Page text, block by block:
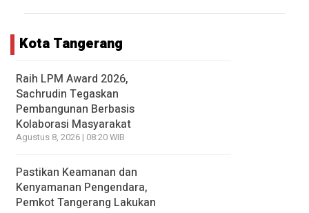
Kota Tangerang
Raih LPM Award 2026,
Sachrudin Tegaskan
Pembangunan Berbasis
Kolaborasi Masyarakat
Agustus 8, 2026 | 08:20 WIB
Pastikan Keamanan dan
Kenyamanan Pengendara,
Pemkot Tangerang Lakukan